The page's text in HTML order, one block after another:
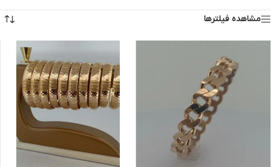
مشاهده فیلترها